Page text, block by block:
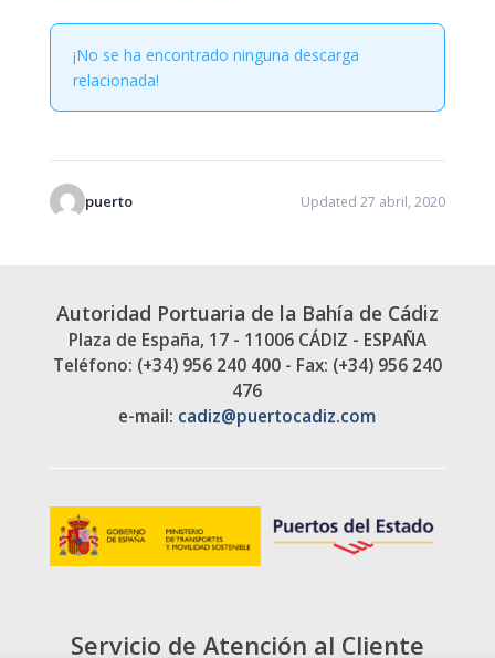
¡No se ha encontrado ninguna descarga
relacionada!
puerto Updated 27 abril, 2020
Autoridad Portuaria de la Bahía de Cádiz
Plaza de España, 17 - 11006 CÁDIZ - ESPAÑA
Teléfono: (+34) 956 240 400 - Fax: (+34) 956 240
476
e-mail: cadiz@puertocadiz.com
Servicio de Atención al Cliente